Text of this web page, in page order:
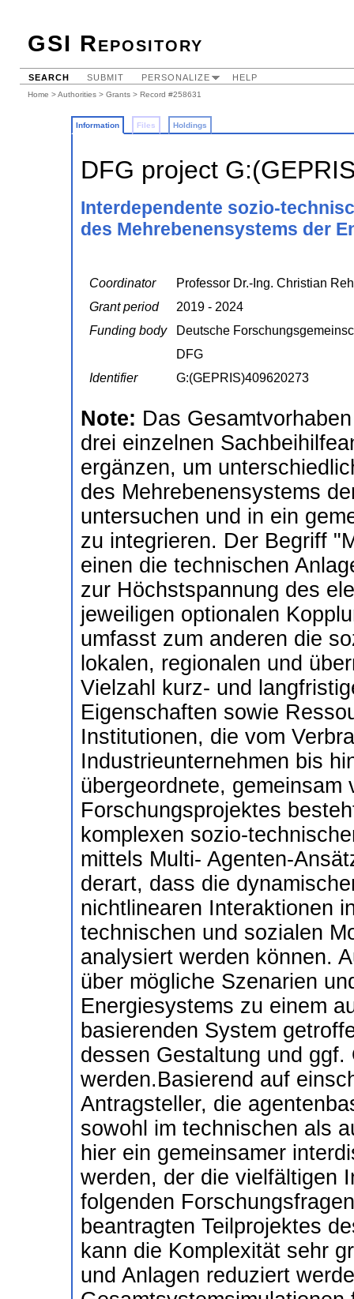
GSI Repository
SEARCH SUBMIT PERSONALIZE HELP
Home >Authorities > Grants > Record #258631
Information Files Holdings
DFG project
Interdependente sozio-
des Mehrebenensystems der
Coordinator
Professor Dr.-Ing. Christian
Grant period
2019 - 2024
Funding body
Deutsche
DFG
Identifier
G:(GEPRIS)409620273
Note: Das
drei einzelnen
ergänzen, um
des Mehrebenensystems
untersuchen und in ein
zu integrieren. Der Begriff
einen die technischen
zur Höchstspannung des
jeweiligen optionalen
umfasst zum anderen die
lokalen, regionalen und
Vielzahl kurz- und
Eigenschaften sowie
Institutionen, die vom
Industrieunternehmen bis
übergeordnete, gemeinsam
Forschungsprojektes
komplexen sozio-
mittels Multi- Agenten-
derart, dass die
nichtlinearen Interaktionen
technischen und sozialen
analysiert werden können.
über mögliche Szenarien
Energiesystems zu einem
basierenden System
dessen Gestaltung und
werden.Basierend auf
Antragsteller, die
sowohl im technischen als
hier ein gemeinsamer
werden, der die vielfältigen
folgenden
beantragten Teilprojektes
kann die Komplexität sehr
und Anlagen reduziert